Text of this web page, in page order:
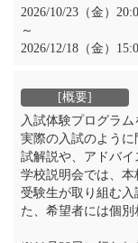
2026/10/23（金）
～
2026/12/18（金）
入試体験プログラム
実際の入試のよう
試解説や、アドバイ
学校説明会では、本
受験生が取り組む
た、希望者には個別